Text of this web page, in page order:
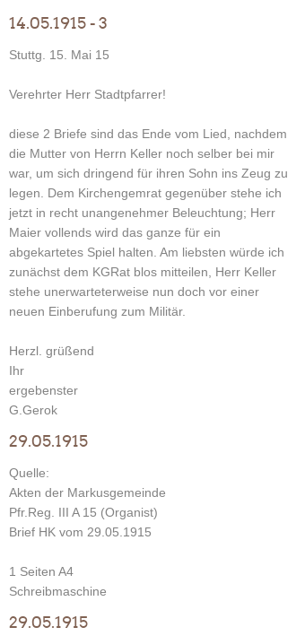
14.05.1915 - 3
Stuttg. 15. Mai 15
Verehrter Herr Stadtpfarrer!
diese 2 Briefe sind das Ende vom Lied, nachdem
die Mutter von Herrn Keller noch selber bei mir
war, um sich dringend für ihren Sohn ins Zeug zu
legen. Dem Kirchengemrat gegenüber stehe ich
jetzt in recht unangenehmer Beleuchtung; Herr
Maier vollends wird das ganze für ein
abgekartetes Spiel halten. Am liebsten würde ich
zunächst dem KGRat blos mitteilen, Herr Keller
stehe unerwarteterweise nun doch vor einer
neuen Einberufung zum Militär.
Herzl. grüßend
Ihr
ergebenster
G.Gerok
29.05.1915
Quelle:
Akten der Markusgemeinde
Pfr.Reg. III A 15 (Organist)
Brief HK vom 29.05.1915
1 Seiten A4
Schreibmaschine
29.05.1915